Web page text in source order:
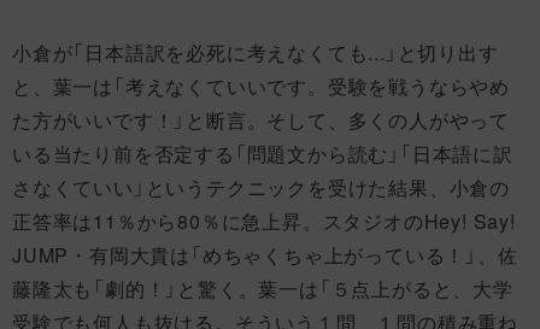
小倉が「日本語訳を必死に考えなくても...」と切り出す
と、葉一は「考えなくていいです。受験を戦うならやめ
た方がいいです！」と断言。そして、多くの人がやって
いる当たり前を否定する「問題文から読む」「日本語に訳
さなくていい」というテクニックを受けた結果、小倉の
正答率は11％から80％に急上昇。スタジオのHey! Say!
JUMP・有岡大貴は「めちゃくちゃ上がっている！」、佐
藤隆太も「劇的！」と驚く。葉一は「５点上がると、大学
受験でも何人も抜ける。そういう１問、１問の積み重ね